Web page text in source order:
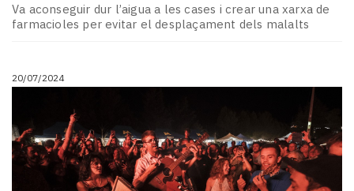
Va aconseguir dur l’aigua a les cases i crear una xarxa de
farmacioles per evitar el desplaçament dels malalts
20/07/2024